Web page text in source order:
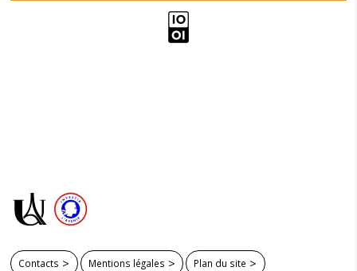
Contacts Mentions légales Plan du site